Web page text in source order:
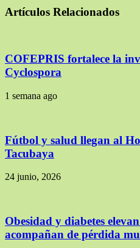
Artículos Relacionados
COFEPRIS fortalece la
Cyclospora
1 semana ago
Fútbol y salud llegan al
Tacubaya
24 junio, 2026
Obesidad y diabetes
acompañan de pérdida